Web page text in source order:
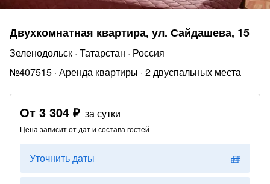
Двухкомнатная квартира, ул. Сайдашева, 15
Зеленодольск · Татарстан · Россия
№407515 · Аренда квартиры · 2 двуспальных места
От 3 304 ₽ за сутки
Цена зависит от дат и состава гостей
Уточнить даты